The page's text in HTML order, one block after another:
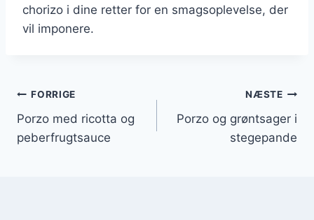
chorizo i dine retter for en smagsoplevelse, der
vil imponere.
Indlægsnavigation
FORRIGE
Porzo med ricotta og
peberfrugtsauce
NÆSTE
Porzo og grøntsager i
stegepande